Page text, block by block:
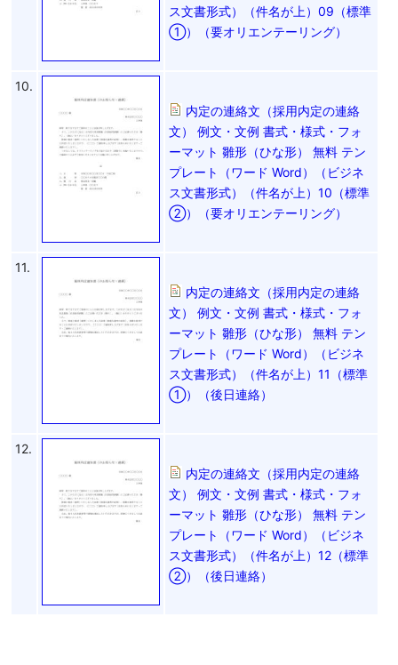
ス文書形式）（件名が上）09（標準
①）（要オリエンテーリング）
10.
内定の連絡文（採用内定の連絡
文） 例文・文例 書式・様式・フォ
ーマット 雛形（ひな形） 無料 テン
プレート（ワード Word）（ビジネ
ス文書形式）（件名が上）10（標準
②）（要オリエンテーリング）
11.
内定の連絡文（採用内定の連絡
文） 例文・文例 書式・様式・フォ
ーマット 雛形（ひな形） 無料 テン
プレート（ワード Word）（ビジネ
ス文書形式）（件名が上）11（標準
①）（後日連絡）
12.
内定の連絡文（採用内定の連絡
文） 例文・文例 書式・様式・フォ
ーマット 雛形（ひな形） 無料 テン
プレート（ワード Word）（ビジネ
ス文書形式）（件名が上）12（標準
②）（後日連絡）